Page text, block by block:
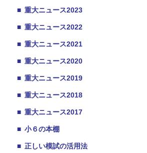
■ 重大ニュース2023
■ 重大ニュース2022
■ 重大ニュース2021
■ 重大ニュース2020
■ 重大ニュース2019
■ 重大ニュース2018
■ 重大ニュース2017
■ 小６の本棚
■ 正しい模試の活用法